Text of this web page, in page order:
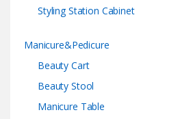
Styling Station Cabinet
Manicure&Pedicure
Beauty Cart
Beauty Stool
Manicure Table